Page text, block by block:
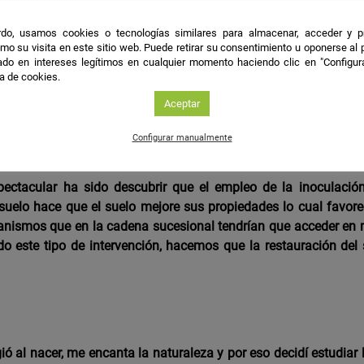
de la biocostra (líquenes, musgos y cianobacterias)
en zonas semi-áridas.
ha sido descubrir que el empleo de la
hace que el suelo mejore sus propiedades lo cual
que en la cadena sucesional tendrían que acceder en
este tipo de intervención, hacemos que la restauración
al nacer, me encanta la naturaleza y por eso decidí estudiar
usamos cookies o tecnologías similares para almacenar, acceder y
su visita en este sitio web. Puede retirar su consentimiento u oponerse al
en intereses legítimos en cualquier momento haciendo clic en
de cookies.
Aceptar
Configurar manualmente